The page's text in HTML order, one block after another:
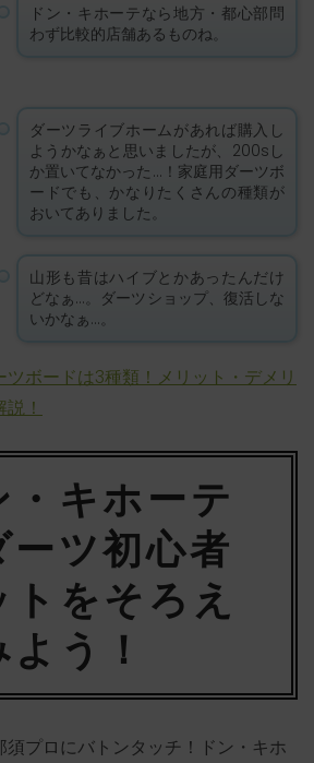
ドン・キホーテなら地方・都心部問
わず比較的店舗あるものね。
ダーツライブホームがあれば購入し
ようかなぁと思いましたが、200sし
か置いてなかった…！家庭用ダーツボ
ードでも、かなりたくさんの種類が
おいてありました。
山形も昔はハイブとかあったんだけ
どなぁ…。ダーツショップ、復活しな
いかなぁ…。
ツボードは3種類！メリット・デメリ
！
・キホーテ
ーツ初心者
トをそろえ
う！
須プロにバトンタッチ！ドン・キホ